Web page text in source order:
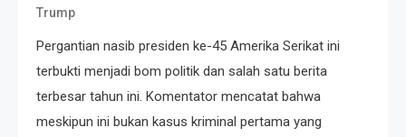
Trump
Pergantian nasib presiden ke-45 Amerika Serikat ini
terbukti menjadi bom politik dan salah satu berita
terbesar tahun ini. Komentator mencatat bahwa
meskipun ini bukan kasus kriminal pertama yang